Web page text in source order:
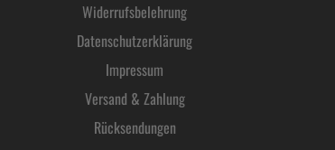
Widerrufsbelehrung
Datenschutzerklärung
Impressum
Versand & Zahlung
Rücksendungen